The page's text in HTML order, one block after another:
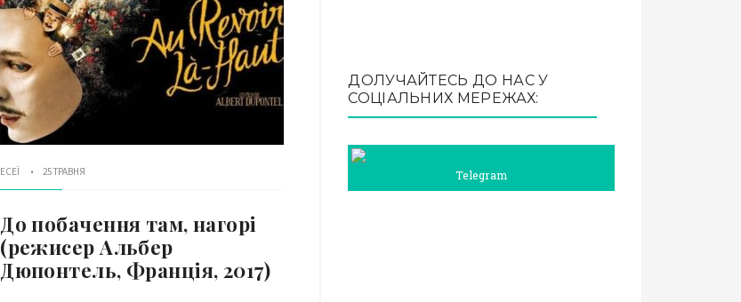
ЕСЕЇ 25 ТРАВНЯ
До побачення там, нагорі
(режисер Альбер
Дюпонтель, Франція, 2017)
ДОЛУЧАЙТЕСЬ ДО НАС У
СОЦІАЛЬНИХ МЕРЕЖАХ:
Telegram